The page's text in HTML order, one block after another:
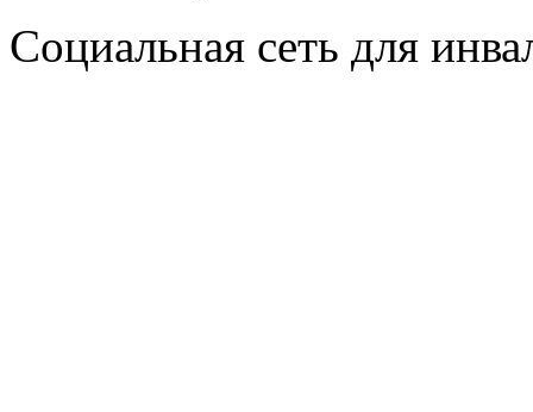
Социальная сеть для